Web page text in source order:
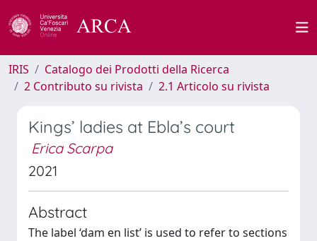
IRIS
Catalogo dei Prodotti della Ricerca
2 Contributo su rivista
2.1 Articolo su rivista
Kings’ ladies at Ebla’s court
Erica Scarpa
2021
Abstract
The label ‘dam en list’ is used to refer to sections